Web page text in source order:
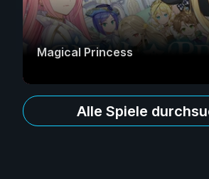
Magical Princess
Alle Spiele